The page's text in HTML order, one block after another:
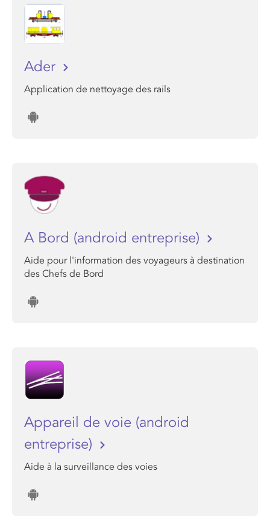
Ader
Application de nettoyage des rails
A Bord (android entreprise)
Aide pour l'information des voyageurs à destination
des Chefs de Bord
Appareil de voie (android
entreprise)
Aide à la surveillance des voies